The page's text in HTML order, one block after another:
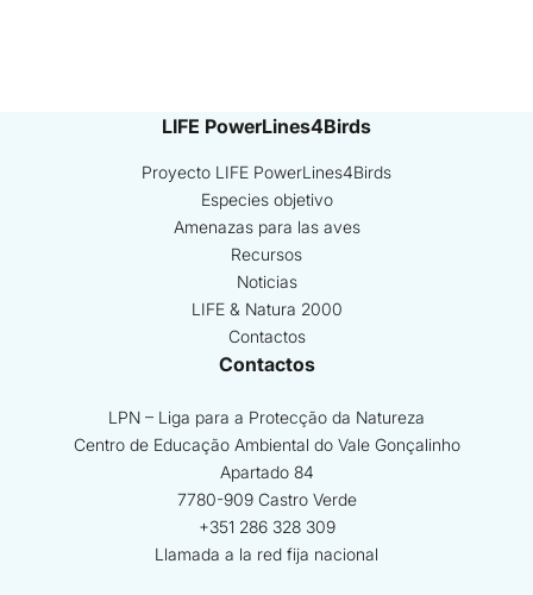
LIFE PowerLines4Birds
Proyecto LIFE PowerLines4Birds
Especies objetivo
Amenazas para las aves
Recursos
Noticias
LIFE & Natura 2000
Contactos
Contactos
LPN – Liga para a Protecção da Natureza
Centro de Educação Ambiental do Vale Gonçalinho
Apartado 84
7780-909 Castro Verde
+351 286 328 309
Llamada a la red fija nacional